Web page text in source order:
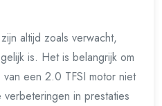
altijd zoals verwacht,
is. Het is belangrijk om
een 2.0 TFSI motor niet
in prestaties